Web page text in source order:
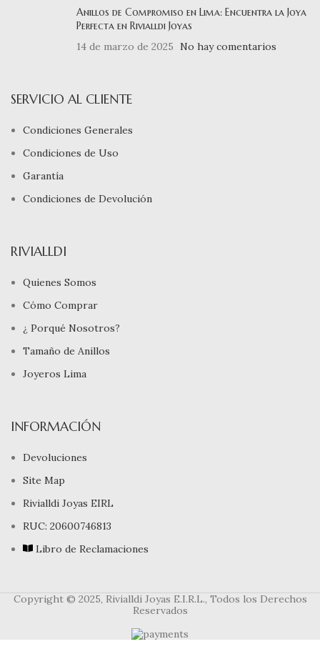
Anillos de Compromiso en Lima: Encuentra la Joya
Perfecta en Rivialldi Joyas
14 de marzo de 2025
No hay comentarios
SERVICIO AL CLIENTE
Condiciones Generales
Condiciones de Uso
Garantía
Condiciones de Devolución
RIVIALLDI
Quienes Somos
Cómo Comprar
¿ Porqué Nosotros?
Tamaño de Anillos
Joyeros Lima
INFORMACIÓN
Devoluciones
Site Map
Rivialldi Joyas EIRL
RUC: 20600746813
Libro de Reclamaciones
Copyright © 2025, Rivialldi Joyas E.I.R.L., Todos los Derechos
Reservados